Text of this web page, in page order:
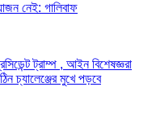
নেই: গালিবাফ
ট্রাম্প , আইন বিশেষজ্ঞরা
চ্যালেঞ্জের মুখে পড়বে